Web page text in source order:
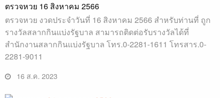
ตรวจหวย 16 สิงหาคม 2566
ตรวจหวย งวดประจำวันที่ 16 สิงหาคม 2566 สำหรับท่านที่ ถูก
รางวัลสลากกินแบ่งรัฐบาล สามารถติดต่อรับรางวัลได้ที่
สำนักงานสลากกินแบ่งรัฐบาล โทร.0-2281-1611 โทรสาร.0-
2281-9011
16 ส.ค. 2023